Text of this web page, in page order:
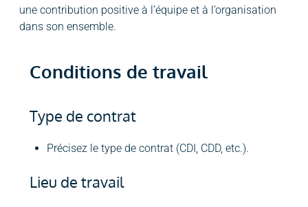
une contribution positive à l’équipe et à l’organisation
dans son ensemble.
Conditions de travail
Type de contrat
Précisez le type de contrat (CDI, CDD, etc.).
Lieu de travail